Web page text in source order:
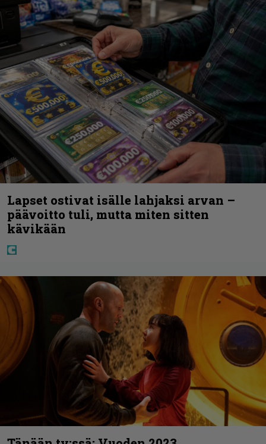
Lapset ostivat isälle lahjaksi arvan –
päävoitto tuli, mutta miten sitten
kävikään